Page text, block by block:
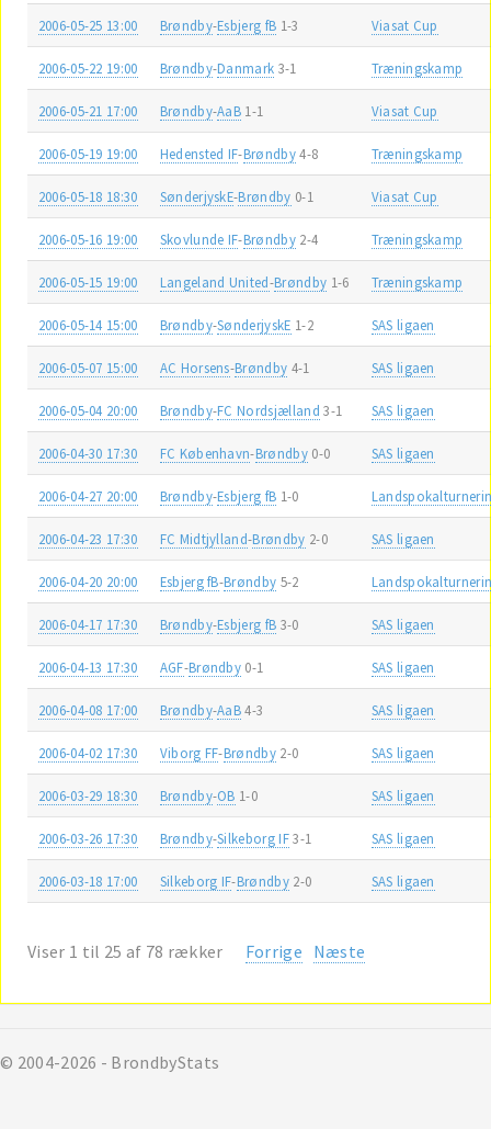
2006-05-25 13:00 Brøndby-Esbjerg fB 1-3 Viasat Cup
2006-05-22 19:00 Brøndby-Danmark 3-1 Træningskamp
2006-05-21 17:00 Brøndby-AaB 1-1 Viasat Cup
2006-05-19 19:00 Hedensted IF-Brøndby4-8 Træningskamp
2006-05-18 18:30 SønderjyskE-Brøndby 0-1 Viasat Cup
2006-05-16 19:00 Skovlunde IF-Brøndby 2-4 Træningskamp
2006-05-15 19:00 Langeland United-Brøndby 1-6 Træningskamp
2006-05-14 15:00 Brøndby-SønderjyskE 1-2 SAS ligaen
2006-05-07 15:00 AC Horsens-Brøndby 4-1 SAS ligaen
2006-05-04 20:00 Brøndby-FC Nordsjælland 3-1 SAS ligaen
2006-04-30 17:30 FC København-Brøndby 0-0 SAS ligaen
2006-04-27 20:00 Brøndby-Esbjerg fB 1-0
2006-04-23 17:30 FC Midtjylland-Brøndby 2-0 SAS ligaen
2006-04-20 20:00 Esbjerg fB-Brøndby 5-2
2006-04-17 17:30 Brøndby-Esbjerg fB 3-0 SAS ligaen
2006-04-13 17:30 AGF-Brøndby 0-1 SAS ligaen
2006-04-08 17:00 Brøndby-AaB4-3 SAS ligaen
2006-04-02 17:30 Viborg FF-Brøndby 2-0 SAS ligaen
2006-03-29 18:30 Brøndby-OB 1-0 SAS ligaen
2006-03-26 17:30 Brøndby-Silkeborg IF3-1 SAS ligaen
2006-03-18 17:00 Silkeborg IF-Brøndby 2-0 SAS ligaen
Viser 1 til 25 af 78 rækker Forrige Næste
© 2004-2026 - BrondbyStats